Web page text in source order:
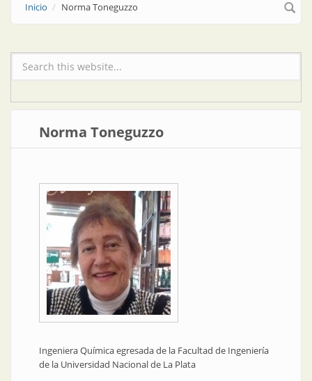
Inicio Norma Toneguzzo
Formulario de búsqueda
Norma Toneguzzo
Ingeniera Química egresada de la Facultad de Ingeniería
de la Universidad Nacional de La Plata